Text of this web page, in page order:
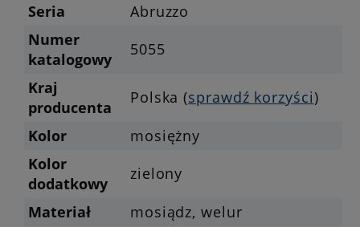
Seria
Abruzzo
Numer
katalogowy
5055
Kraj
producenta
Polska (sprawdź korzyści)
Kolor
mosiężny
Kolor
dodatkowy
zielony
Materiał
mosiądz, welur